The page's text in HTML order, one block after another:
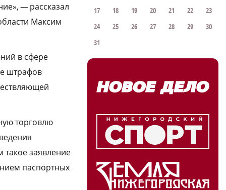
— рассказал
Максим
в сфере
штрафов
торговлю
такое заявление
паспортных
17
18 19 20 21 22
23
24
25 26 27 28 29
30
31